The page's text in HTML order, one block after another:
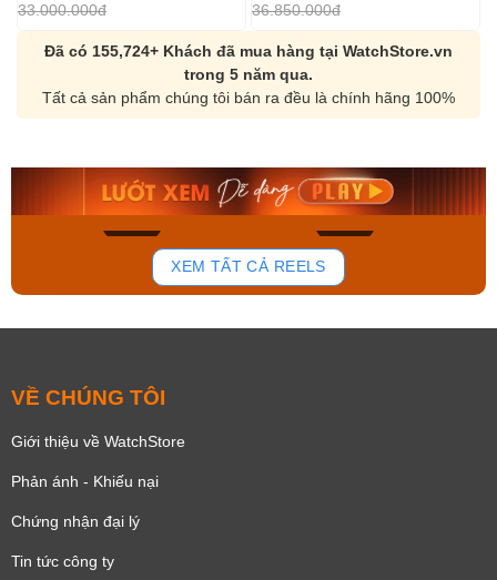
33.000.000đ 36.850.000đ
Đã có 155,724+ Khách đã mua hàng tại WatchStore.vn
trong 5 năm qua.
Tất cả sản phẩm chúng tôi bán ra đều là chính hãng 100%
180
Orient Nam RA-
Mua ngay
Casio Nam MTS-
Mua ngay
XEM TẤT CẢ REELS
VỀ CHÚNG TÔI
Giới thiệu về WatchStore
Phản ánh - Khiếu nại
Chứng nhận đại lý
Tin tức công ty